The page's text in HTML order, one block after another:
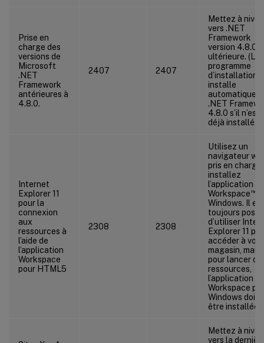
Prise en
charge des
versions de
Microsoft
.NET
Framework
antérieures à
4.8.0.
2407 2407
Mettez à
vers .NET
Framework
version 4.8.0
ultérieure. (Le
programme
d’installation
installe
.NET
4.8.0 s’il n’est
déjà installé.)
Internet
Explorer 11
pour la
connexion
aux
ressources à
l’aide de
l’application
Workspace
pour HTML5
2308 2308
Utilisez un
navigateur
pris en charge
installez
l’application
Workspace™
Windows. Il est
toujours
d’utiliser
Explorer 11
accéder à
magasin, mais
pour lancer
ressources,
l’application
Workspace
Windows doit
être installée.
Mettez à
vers la